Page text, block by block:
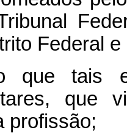
Federal
que tais
que
profissão;